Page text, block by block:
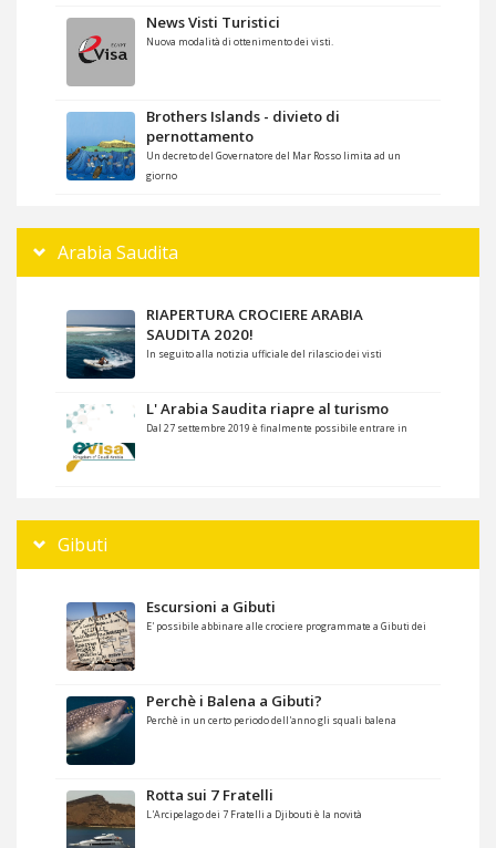
News Visti Turistici
Nuova modalità di ottenimento dei visti.
Brothers Islands - divieto di
pernottamento
Un decreto del Governatore del Mar Rosso limita ad un
giorno
Arabia Saudita
RIAPERTURA CROCIERE ARABIA
SAUDITA 2020!
In seguito alla notizia ufficiale del rilascio dei visti
L' Arabia Saudita riapre al turismo
Dal 27 settembre 2019 è finalmente possibile entrare in
Gibuti
Escursioni a Gibuti
E' possibile abbinare alle crociere programmate a Gibuti dei
Perchè i Balena a Gibuti?
Perchè in un certo periodo dell'anno gli squali balena
Rotta sui 7 Fratelli
L'Arcipelago dei 7 Fratelli a Djibouti è la novità